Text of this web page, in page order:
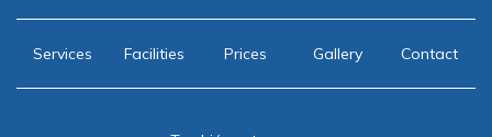
Services Facilities Prices Gallery Contact